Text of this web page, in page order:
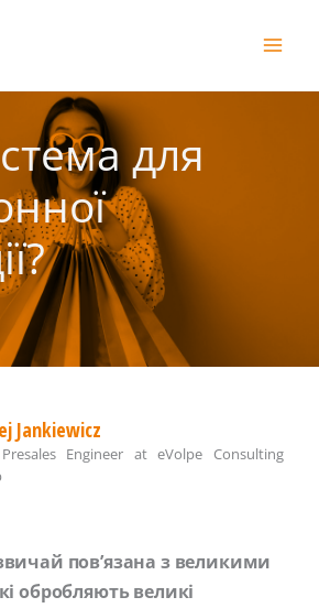
для
Jankiewicz
Engineer ateVolpe Consulting
пов’язана з великими
обробляють великі